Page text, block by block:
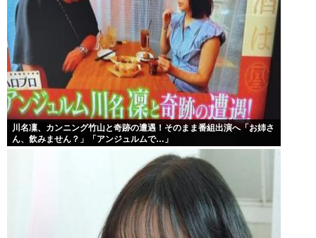
川名凜、カンニング竹山と奇跡の遭遇！そのまま番組出演へ「お姉さ
ん、飲みません？」「アンジュルムで…」